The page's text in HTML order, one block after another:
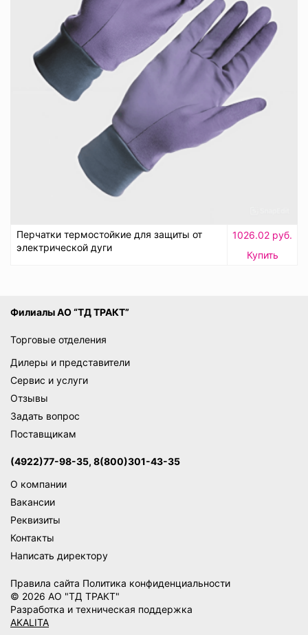
Перчатки термостойкие для защиты от
электрической дуги
1026.02 руб.
Купить
Филиалы АО “ТД ТРАКТ”
Торговые отделения
Дилеры и представители
Сервис и услуги
Отзывы
Задать вопрос
Поставщикам
(4922)77-98-35, 8(800)301-43-35
О компании
Вакансии
Реквизиты
Контакты
Написать директору
Правила сайта Политика конфиденциальности
© 2026 АО "ТД ТРАКТ"
Разработка и техническая поддержка
AKALITA